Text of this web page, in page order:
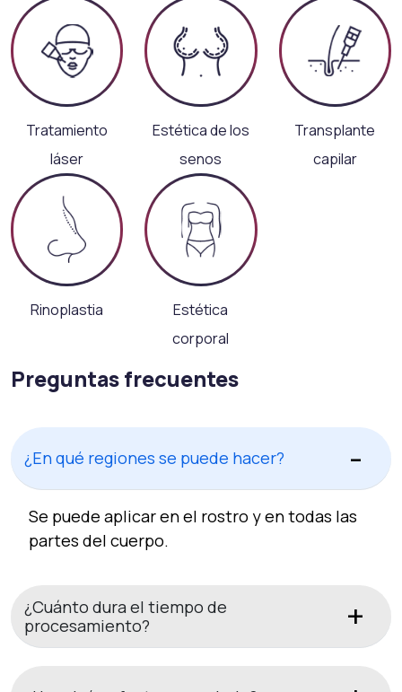
Tratamiento
láser
Estética de los
senos
Transplante
capilar
Rinoplastia
Estética
corporal
Preguntas frecuentes
¿En qué regiones se puede hacer?
Se puede aplicar en el rostro y en todas las
partes del cuerpo.
¿Cuánto dura el tiempo de
procesamiento?